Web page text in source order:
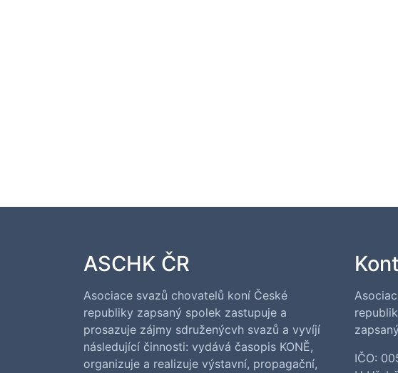
ASCHK ČR
Asociace svazů chovatelů koní České
republiky zapsaný spolek zastupuje a
prosazuje zájmy sdruženýcvh svazů a vyvíjí
následující činnosti: vydává časopis KONĚ,
organizuje a realizuje výstavní, propagační,
IČO: